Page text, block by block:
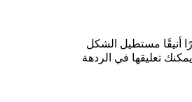
أنيقًا مستطيل الشكل
تعليقها في الردهة